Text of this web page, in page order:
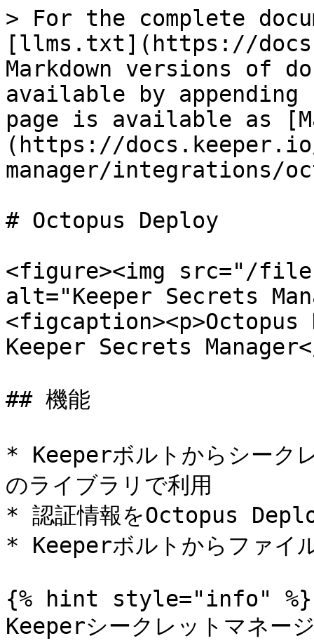
> For the complete
[llms.txt](https://
Markdown versions of
available by
page is available as
(https://
manager/integrations/
# Octopus Deploy
<figure><img src="/files/
alt="Keeper Secrets
Keeper Secrets
## 機能
* Keeperボルトからシーク
のライブラリで利用
* 認証情報をOctopus
* Keeperボルトからファイ
{% hint style="info" %}
Keeperシークレットマネー